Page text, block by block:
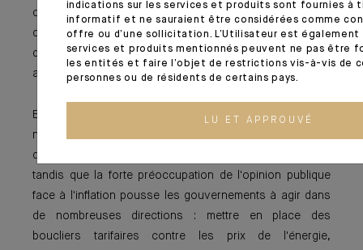
croissance et assurer la soutenabilité de la dette par des
coûts de refinancement faibles. La nature de la pression
des gouvernements sur les banques centrales semble
aujourd'hui évoluer.
En effet, les niveaux élevés de croissance du PIB
nominal cette année ont peut-être mis de côté la
question de la soutenabilité de la dette pour un temps,
tandis que la forte préoccupation de l'opinion publique
face à l'inflation pousse les gouvernements à agir dans
de nombreuses directions : mettre en place des
boucliers tarifaires contre les prix de l'énergie,
indications sur les services et produits sont fournies à
informatif et ne sauraient être considérées comme
offre ou d’une sollicitation. L’Utilisateur est
services et produits mentionnés peuvent ne pas être
les entités et faire l’objet de restrictions vis-à-vis de
personnes ou de résidents de certains pays.
LU ET APPROUVÉ